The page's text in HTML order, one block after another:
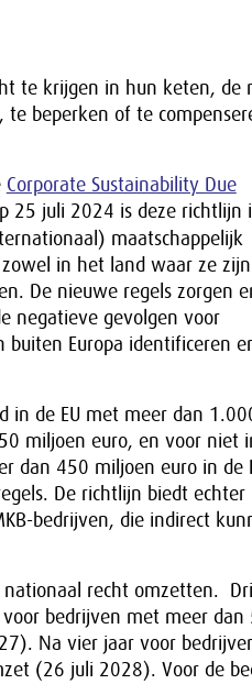
te krijgen in hun keten, de
beperken of te
Corporate Sustainability Due
25 juli 2024 is deze richtlijn
maatschappelijk
in het land waar ze zijn
De nieuwe regels zorgen
negatieve gevolgen voor
Europa identificeren
in de EU met meer dan
miljoen euro, en voor niet
dan 450 miljoen euro in de
De richtlijn biedt echter
bedrijven, die indirect
recht omzetten.
bedrijven met meer dan
Na vier jaar voor
(26 juli 2028). Voor de